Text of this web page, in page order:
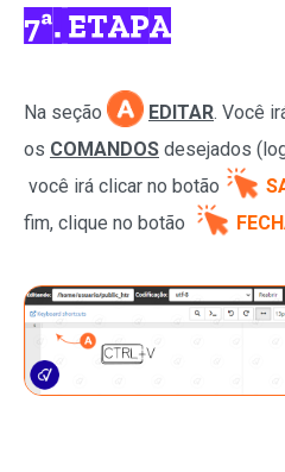
7ª. ETAPA
Na seção EDITAR. Você
os COMANDOS desejados
você irá clicar no botão
fim, clique no botão